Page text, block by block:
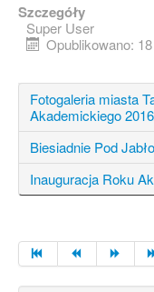
Szczegóły
Super User
Opublikowano:
Fotogaleria miasta
Akademickiego
Biesiadnie Pod
Inauguracja Roku